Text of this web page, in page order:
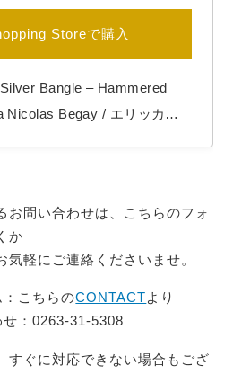
Storeで購入
Bangle – Hammered
Begay / エリッカニ
す工程からの手作…
お問い合わせは、こちらのフォ
か
気軽にご連絡くださいませ。
こちらのCONTACTより
：0263-31-5308
すぐに対応できない場合もござ